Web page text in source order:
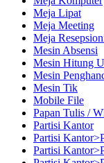
Meja Lipat
Meja Meeting
Meja
Mesin Absensi
Mesin Hitung
Mesin
Mesin Tik
Mobile File
Papan Tulis /
Partisi Kantor
Partisi
Partisi